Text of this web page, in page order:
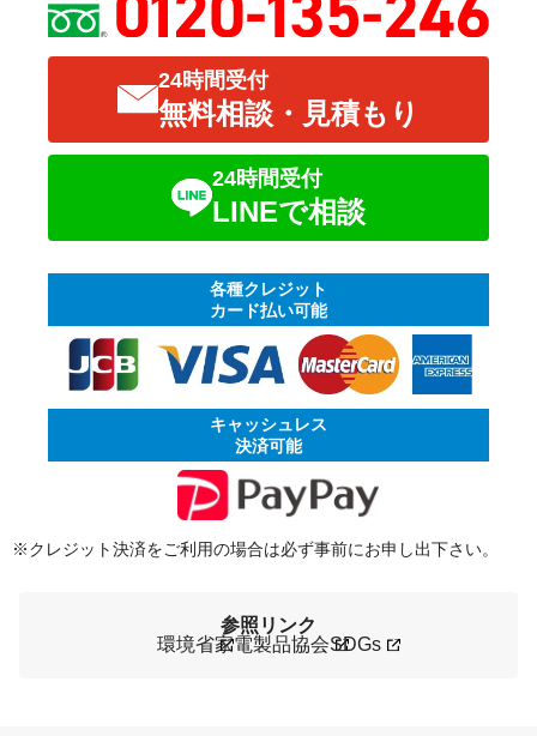
24時間受付
無料相談・見積もり
24時間受付
LINEで相談
各種クレジット
カード払い可能
キャッシュレス
決済可能
※クレジット決済をご利用の場合は必ず事前にお申し出下さい。
参照リンク
環境省家電製品協会SDGs